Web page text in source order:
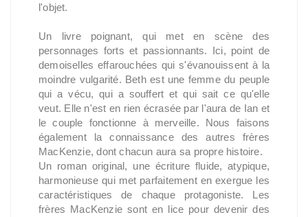
l'objet.
Un livre poignant, qui met en scène des
personnages forts et passionnants. Ici, point de
demoiselles effarouchées qui s'évanouissent à la
moindre vulgarité. Beth est une femme du peuple
qui a vécu, qui a souffert et qui sait ce qu'elle
veut. Elle n'est en rien écrasée par l'aura de Ian et
le couple fonctionne à merveille. Nous faisons
également la connaissance des autres frères
MacKenzie, dont chacun aura sa propre histoire.
Un roman original, une écriture fluide, atypique,
harmonieuse qui met parfaitement en exergue les
caractéristiques de chaque protagoniste. Les
frères MacKenzie sont en lice pour devenir des